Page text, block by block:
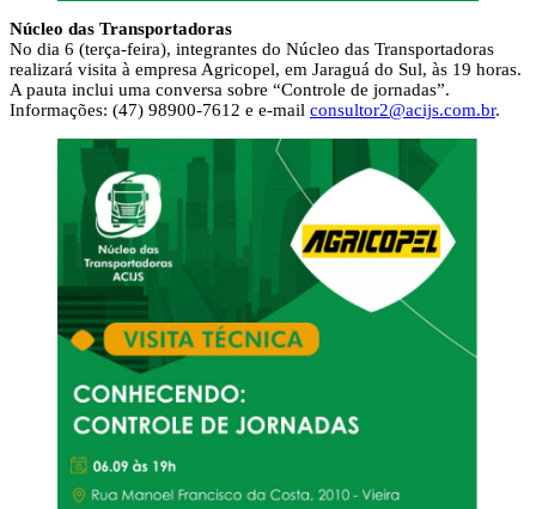
Núcleo das Transportadoras
No dia 6 (terça-feira), integrantes do Núcleo das Transportadoras
realizará visita à empresa Agricopel, em Jaraguá do Sul, às 19 horas.
A pauta inclui uma conversa sobre “Controle de jornadas”.
Informações: (47) 98900-7612 e e-mail consultor2@acijs.com.br.